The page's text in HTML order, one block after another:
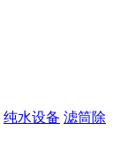
纯水设备 滤筒除